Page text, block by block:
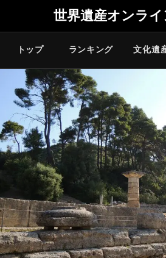
世界遺産オンラ
トップ ランキング 文化遺